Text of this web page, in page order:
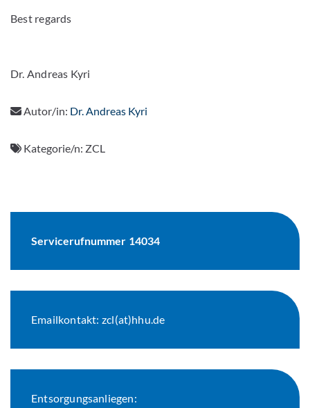
Best regards
Dr. Andreas Kyri
Autor/in: Dr. Andreas Kyri
Kategorie/n:ZCL
Servicerufnummer 14034
Emailkontakt: zcl(at)hhu.de
Entsorgungsanliegen: